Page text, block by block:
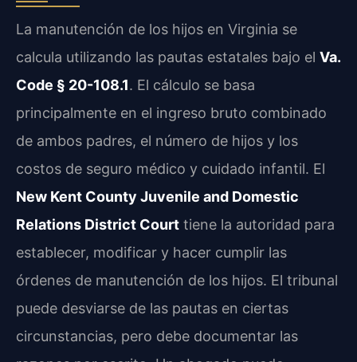
La manutención de los hijos en Virginia se
calcula utilizando las pautas estatales bajo el Va.
Code § 20-108.1. El cálculo se basa
principalmente en el ingreso bruto combinado
de ambos padres, el número de hijos y los
costos de seguro médico y cuidado infantil. El
New Kent County Juvenile and Domestic
Relations District Court tiene la autoridad para
establecer, modificar y hacer cumplir las
órdenes de manutención de los hijos. El tribunal
puede desviarse de las pautas en ciertas
circunstancias, pero debe documentar las